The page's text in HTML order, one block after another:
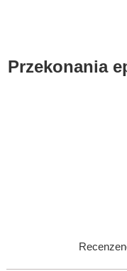
Przekonania